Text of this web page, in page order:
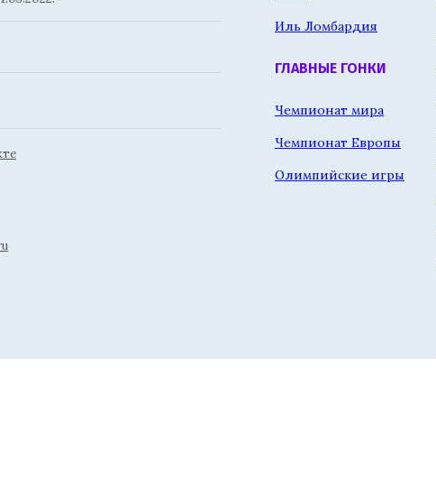
Иль Ломбардия
ГЛАВНЫЕ ГОНКИ
Чемпионат мира
Чемпионат Европы
Олимпийские игры